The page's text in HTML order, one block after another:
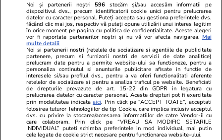
Vacanțe și Cultură 25 iul.
Compania aeriană Qantas, zbor
record de 19 ore din Franța în
Australia. Ce pățește corpul tău
când stai aproape o zi întreagă în
aer
Horoscop
Horoscop
încep o
relația cu
fondul unui
muncă
Noi și partenerii noștri 596 stocăm și/sau accesăm informații pe
dispozitivul dvs., precum identificatorii cookie unici pentru prelucrarea
datelor cu caracter personal. Puteți accepta sau gestiona preferințele dvs.
făcând clic mai jos, respectiv vă puteți opune utilizării unui interes legitim
în orice moment pe pagina cu politica de confidențialitate. Aceste alegeri
vor fi raportate partenerilor noștri și nu vă vor afecta navigarea. Mai
multe detalii
Noi si partenerii nostri (retelele de socializare si agentiile de publicitate
partenere, precum si furnizorii nostri de servicii de date analitice)
prelucram date pentru a permite website-ului sa functioneze, pentru a
personaliza continutul si anunturile publicitare afisate in functie de
interesele si/sau profilul dvs., pentru a va oferi functionalitati aferente
retelelor de socializare si pentru a analiza traficul pe website. Beneficiati
de drepturile prevazute de art. 15-22 din GDPR in legatura cu
prelucrarea datelor cu caracter personal. Aceste drepturi pot fi exercitate
prin modalitatea indicataaici. Prin click pe “ACCEPT TOATE”, acceptati
folosirea tuturor Tehnologiilor de tip Cookie, care implica inclusiv acceptul
dvs. cu privire la stocarea/accesarea informatiilor de catre Vendor-ii cu
care colaboram. Prin click pe “VREAU SA MODIFIC SETARILE
INDIVIDUAL” puteti schimba preferintele in mod individual, mai putin
cele legate de cookie strict necesare pentru functionarea website-ului.